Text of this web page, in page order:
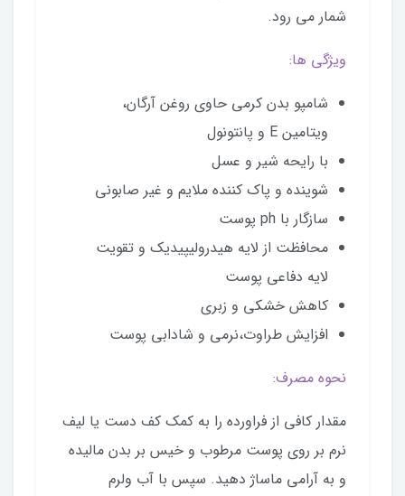
شمار می رود.
ویژگی ها:
شامپو بدن کرمی حاوی روغن آرگان،
ویتامین E و پانتونول
با رایحه شیر و عسل
شوینده و پاک کننده ملایم و غیر صابونی
سازگار با ph پوست
محافظت از لایه هیدرولیپیدیک و تقویت
لایه دفاعی پوست
کاهش خشکی و زبری
افزایش طراوت،نرمی و شادابی پوست
نحوه مصرف:
مقدار کافی از فراورده را به کمک کف دست یا لیف
نرم بر روی پوست مرطوب و خیس بر بدن مالیده
و به آرامی ماساژ دهید. سپس با آب ولرم